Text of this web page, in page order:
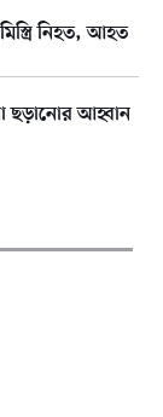
নিহত, আহত
ছড়ানোর আহ্বান